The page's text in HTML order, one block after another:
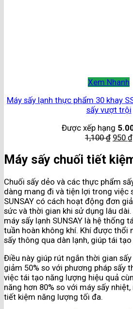
Xem Nhanh
Máy sấy lạnh thực phẩm 30 khay
sấy vượt trội
Được xếp hạng
1,100₫ 950 ₫
Máy sấy chuối tiết
Chuối sấy dẻo và các thực phẩm
dàng mang đi và tiện lợi trong việc
SUNSAY có cách hoạt động đơn
sức và thời gian khi sử dụng lâu
máy sấy lạnh SUNSAY là hệ thống
tuần hoàn không khí. Khí được thổi
sấy thông qua dàn lạnh, giúp tái
Điều này giúp rút ngắn thời gian
giảm 50% so với phương pháp sấy
việc tái tạo năng lượng hiệu quả
năng hơn 80% so với máy sấy
tiết kiệm năng lượng tối đa.